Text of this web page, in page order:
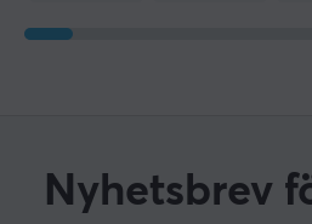
Nyhetsbrev